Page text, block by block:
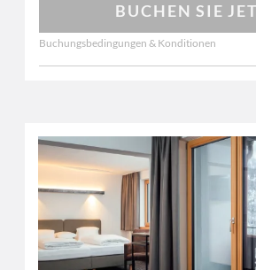
BUCHEN SIE
Buchungsbedingungen & Konditionen